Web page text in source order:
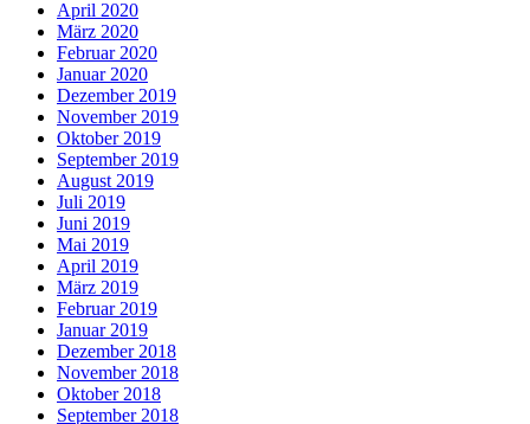
April 2020
März 2020
Februar 2020
Januar 2020
Dezember 2019
November 2019
Oktober 2019
September 2019
August 2019
Juli 2019
Juni 2019
Mai 2019
April 2019
März 2019
Februar 2019
Januar 2019
Dezember 2018
November 2018
Oktober 2018
September 2018